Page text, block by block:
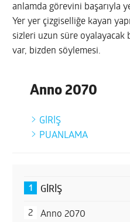
anlamda görevini başarıyla
Yer yer çizgiselliğe kayan
sizleri uzun süre oyalayacak
var, bizden söylemesi.
GİRİŞ
Anno 2070